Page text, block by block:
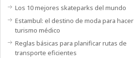
Los 10 mejores skateparks del mundo
Estambul: el destino de moda para hacer
turismo médico
Reglas básicas para planificar rutas de
transporte eficientes